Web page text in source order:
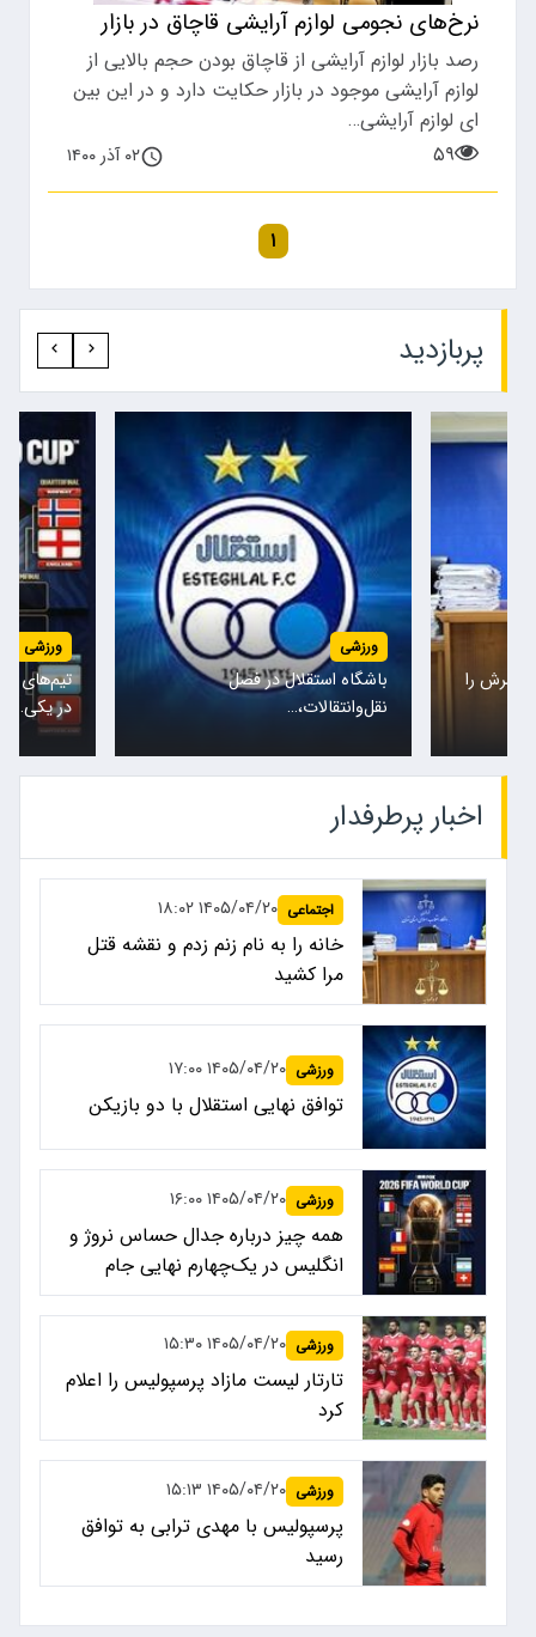
نرخ‌های نجومی لوازم آرایشی قاچاق در بازار
رصد بازار لوازم آرایشی از قاچاق بودن حجم بالایی از
لوازم آرایشی موجود در بازار حکایت دارد و در این بین
ای لوازم آرایشی…
۵۹
۰۲ آذر ۱۴۰۰
۱
پربازدید‍
را
ورزشی
باشگاه استقلال در فصل
نقل‌وانتقالات،…
ورزشی
تیم‌های
در یکی…
اخبار پرطرفدار
اجتماعی ۱۴۰۵/۰۴/۲۰ ۱۸:۰۲
خانه را به نام زنم زدم و نقشه قتل
مرا کشید
ورزشی ۱۴۰۵/۰۴/۲۰ ۱۷:۰۰
توافق نهایی استقلال با دو بازیکن
ورزشی ۱۴۰۵/۰۴/۲۰ ۱۶:۰۰
همه چیز درباره جدال حساس نروژ و
انگلیس در یک‌چهارم نهایی جام
جهانی ۲۰۲۶
ورزشی ۱۴۰۵/۰۴/۲۰ ۱۵:۳۰
تارتار لیست مازاد پرسپولیس را اعلام
کرد
ورزشی ۱۴۰۵/۰۴/۲۰ ۱۵:۱۳
پرسپولیس با مهدی ترابی به توافق
رسید